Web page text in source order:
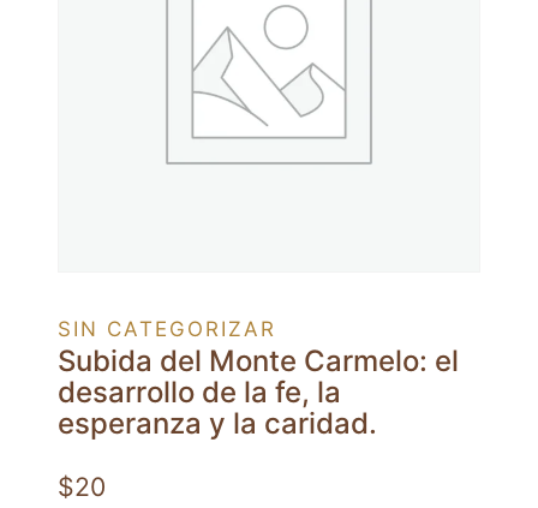
SIN CATEGORIZAR
Subida del Monte Carmelo: el
desarrollo de la fe, la
esperanza y la caridad.
$20